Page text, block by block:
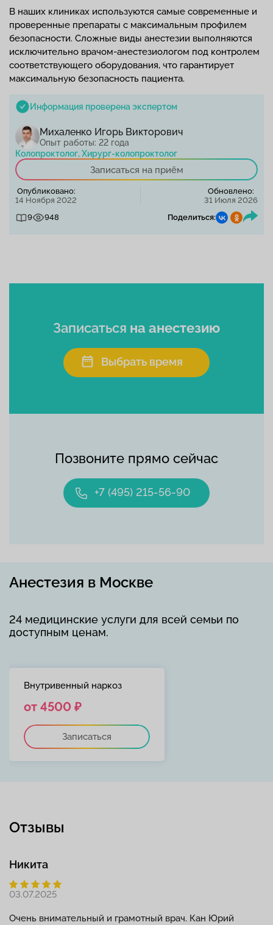
В наших клиниках используются самые современные и
проверенные препараты с максимальным профилем
безопасности. Сложные виды анестезии выполняются
исключительно врачом-анестезиологом под контролем
соответствующего оборудования, что гарантирует
максимальную безопасность пациента.
Информация проверена экспертом
Михаленко Игорь Викторович
Опыт работы: 22 года
Колопроктолог, Хирург-колопроктолог
Записаться на приём
Опубликовано:
14 Ноября 2022
Обновлено:
31 Июля 2026
9
948 Поделиться:
Позвоните прямо сейчас
+7 (495) 215-56-90
Записаться на анестезию
Выбрать время
Анестезия в Москве
24 медицинские услуги для всей семьи по
доступным ценам.
Внутривенный наркоз
от 4500 ₽
Записаться
Отзывы
Никита
03.07.2025
Очень внимательный и грамотный врач. Кан Юрий